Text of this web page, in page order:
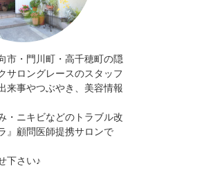
市・門川町・高千穂町の隠
サロングレースのスタッフ
来事やつぶやき、美容情報
・ニキビなどのトラブル改
』顧問医師提携サロンで
下さい♪